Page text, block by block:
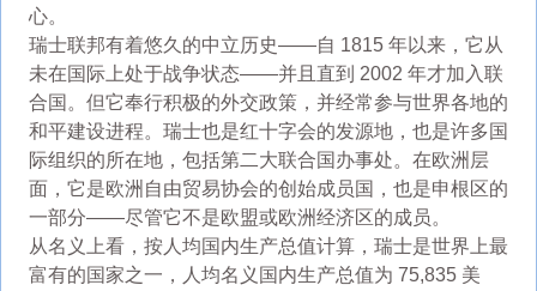
心。
瑞士联邦有着悠久的中立历史——自 1815 年以来，它从
未在国际上处于战争状态——并且直到 2002 年才加入联
合国。但它奉行积极的外交政策，并经常参与世界各地的
和平建设进程。瑞士也是红十字会的发源地，也是许多国
际组织的所在地，包括第二大联合国办事处。在欧洲层
面，它是欧洲自由贸易协会的创始成员国，也是申根区的
一部分——尽管它不是欧盟或欧洲经济区的成员。
从名义上看，按人均国内生产总值计算，瑞士是世界上最
富有的国家之一，人均名义国内生产总值为 75,835 美